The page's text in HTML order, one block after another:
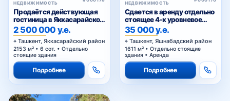
стоящие здания
Подробнее
здания • Аренда
Подробнее